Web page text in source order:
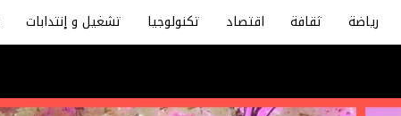
رياضة ثقافة اقتصاد تكنولوجيا تشغيل و إنتدابات